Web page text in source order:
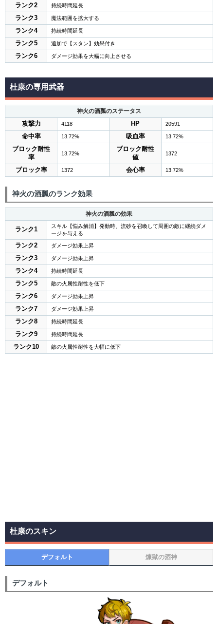
ランク2 持続時間延長
ランク3 魔法範囲を拡大する
ランク4 持続時間延長
ランク5 追加で【スタン】効果付き
ランク6 ダメージ効果を大幅に向上させる
杜康の専用武器
神火の酒瓢のステータス
攻撃力
4118 HP 20591
命中率 13.72% 吸血率 13.72%
ブロック耐性
率
13.72%
ブロック耐性
値
1372
ブロック率 1372 会心率 13.72%
神火の酒瓢のランク効果
神火の酒瓢の効果
ランク1
スキル【悩み解消】発動時、流砂を召喚して周囲の敵に継続ダメ
ージを与える
ランク2 ダメージ効果上昇
ランク3 ダメージ効果上昇
ランク4 持続時間延長
ランク5 敵の火属性耐性を低下
ランク6 ダメージ効果上昇
ランク7 ダメージ効果上昇
ランク8 持続時間延長
ランク9 持続時間延長
ランク10 敵の火属性耐性を大幅に低下
杜康のスキン
デフォルト 煉獄の酒神
デフォルト